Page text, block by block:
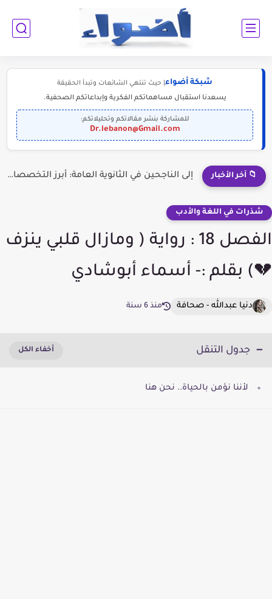
شبكة أضواء | حيث تنتهي الشائعات وتبدأ الحقيقة
يسعدنا استقبال مساهماتكم الفكرية وإبداعاتكم الصحفية.
للمشاركة بنشر مقالاتكم وتحليلاتكم:
Dr.lebanon@Gmail.com
📁 آخر الأخبار إلى الناجحين في الثانوية العامة: أبرز التخصصات المطلوبة للمستقبل (2030-2050)
شذرات في اللغة والأدب
الفصل 18 : رواية ( ومازال قلبي ينزف
💔) بقلم :- أسماء أبوشادي
دنيا عبدالله - صحافة منذ 6 سنة
جدول التنقل
لأننا نؤمن بالحياة.. نحن هنا